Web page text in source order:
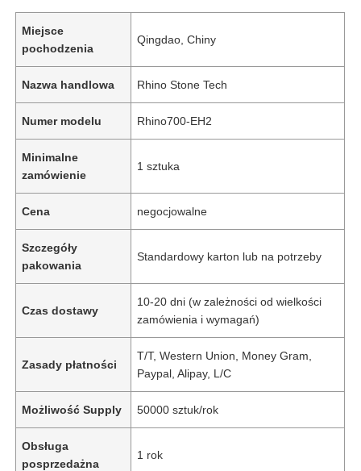
Miejsce
pochodzenia
Qingdao, Chiny
Nazwa handlowa Rhino Stone Tech
Numer modelu Rhino700-EH2
Minimalne
zamówienie
1 sztuka
Cena negocjowalne
Szczegóły
pakowania
Standardowy karton lub na potrzeby
Czas dostawy
10-20 dni (w zależności od wielkości
zamówienia i wymagań)
Zasady płatności
T/T, Western Union, Money Gram,
Paypal, Alipay, L/C
Możliwość Supply 50000 sztuk/rok
Obsługa
posprzedażna
1 rok